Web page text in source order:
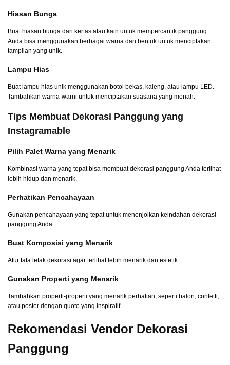
Hiasan Bunga
Buat hiasan bunga dari kertas atau kain untuk mempercantik panggung.
Anda bisa menggunakan berbagai warna dan bentuk untuk menciptakan
tampilan yang unik.
Lampu Hias
Buat lampu hias unik menggunakan botol bekas, kaleng, atau lampu LED.
Tambahkan warna-warni untuk menciptakan suasana yang meriah.
Tips Membuat Dekorasi Panggung yang
Instagramable
Pilih Palet Warna yang Menarik
Kombinasi warna yang tepat bisa membuat dekorasi panggung Anda terlihat
lebih hidup dan menarik.
Perhatikan Pencahayaan
Gunakan pencahayaan yang tepat untuk menonjolkan keindahan dekorasi
panggung Anda.
Buat Komposisi yang Menarik
Atur tata letak dekorasi agar terlihat lebih menarik dan estetik.
Gunakan Properti yang Menarik
Tambahkan properti-properti yang menarik perhatian, seperti balon, confetti,
atau poster dengan quote yang inspiratif.
Rekomendasi Vendor Dekorasi
Panggung